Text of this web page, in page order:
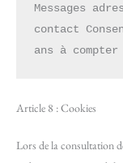
Messages
contact
ans à
Article 8 : Cookies
Lors de la consultation